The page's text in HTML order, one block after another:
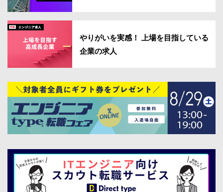
やりがいを実感！ 上場を目指している
企業の求人